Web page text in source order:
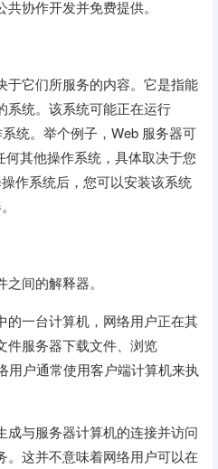
协作开发并免费提供。
于它们所服务的内容。它是指能
系统。该系统可能正在运行
统。举个例子，Web 服务器可
何其他操作系统，具体取决于您
作系统后，您可以安装该系统
间的解释器。
的一台计算机，网络用户正在其
件服务器下载文件、浏览
用户通常使用客户端计算机来执
成与服务器计算机的连接并访问
。这并不意味着网络用户可以在